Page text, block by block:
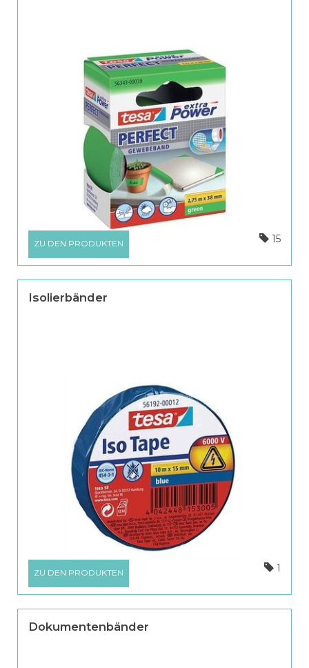
ZU DEN PRODUKTEN 15
Isolierbänder
ZU DEN PRODUKTEN 1
Dokumentenbänder